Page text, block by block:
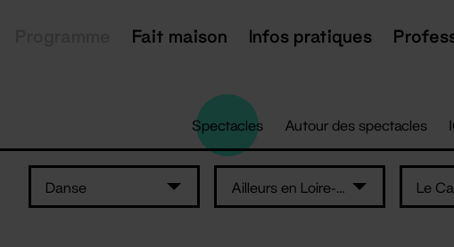
Fait maison Infos pratiques
Spectacles Autour des spectacles
Danse Ailleurs en Loire-Atlantique